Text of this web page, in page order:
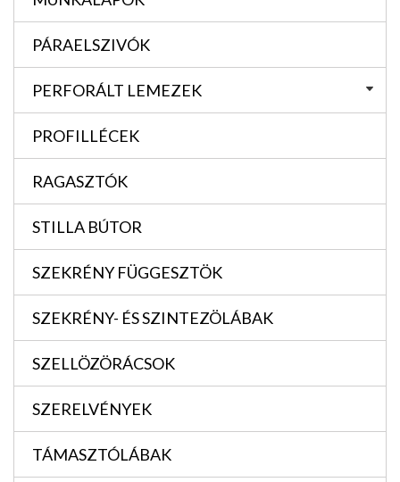
PÁRAELSZIVÓK
PERFORÁLT LEMEZEK
PROFILLÉCEK
RAGASZTÓK
STILLA BÚTOR
SZEKRÉNY FÜGGESZTÖK
SZEKRÉNY- ÉS SZINTEZÖLÁBAK
SZELLÖZÖRÁCSOK
SZERELVÉNYEK
TÁMASZTÓLÁBAK